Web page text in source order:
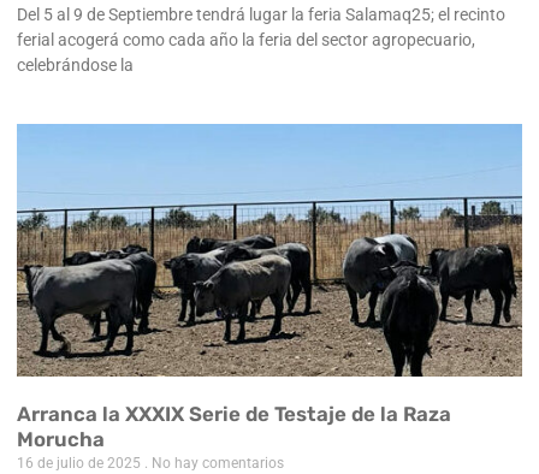
Del 5 al 9 de Septiembre tendrá lugar la feria Salamaq25; el recinto
ferial acogerá como cada año la feria del sector agropecuario,
celebrándose la
Arranca la XXXIX Serie de Testaje de la Raza
Morucha
16 de julio de 2025 No hay comentarios